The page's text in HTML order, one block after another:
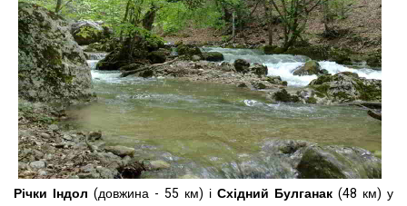
Річки Індол (довжина - 55 км) і Східний Булганак (48 км) у